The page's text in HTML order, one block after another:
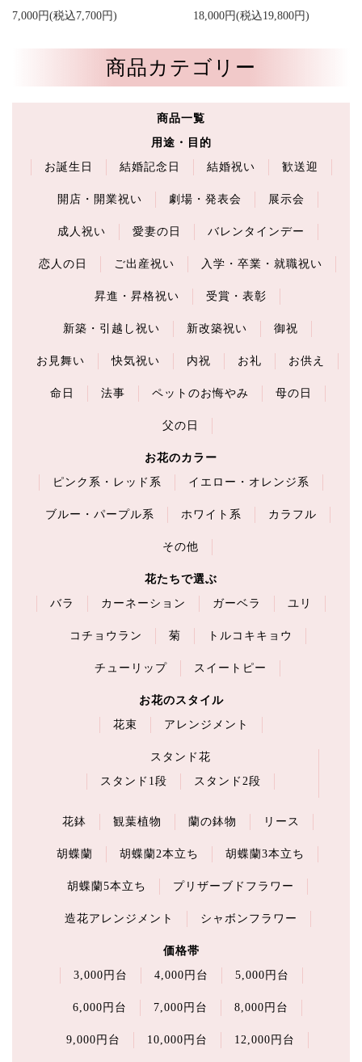
7,000円(税込7,700円)
18,000円(税込19,800円)
商品カテゴリー
商品一覧
用途・目的
お誕生日
結婚記念日 結婚祝い 歓送迎
開店・開業祝い 劇場・発表会 展示会
成人祝い 愛妻の日 バレンタインデー
恋人の日 ご出産祝い 入学・卒業・就職祝い
昇進・昇格祝い 受賞・表彰
新築・引越し祝い 新改築祝い 御祝
お見舞い 快気祝い 内祝 お礼 お供え
命日 法事 ペットのお悔やみ 母の日
父の日
お花のカラー
ピンク系・レッド系
イエロー・オレンジ系
ブルー・パープル系 ホワイト系 カラフル
その他
花たちで選ぶ
バラ
カーネーション ガーベラ ユリ
コチョウラン 菊 トルコキキョウ
チューリップ スイートピー
お花のスタイル
花束
アレンジメント
スタンド花
スタンド1段
スタンド2段
花鉢 観葉植物 蘭の鉢物 リース
胡蝶蘭 胡蝶蘭2本立ち 胡蝶蘭3本立ち
胡蝶蘭5本立ち プリザーブドフラワー
造花アレンジメント シャボンフラワー
価格帯
3,000円台
4,000円台 5,000円台
6,000円台 7,000円台 8,000円台
9,000円台 10,000円台 12,000円台